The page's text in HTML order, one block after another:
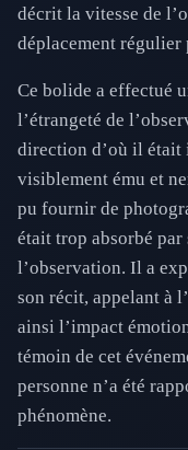
décrit la vitesse de
déplacement régulier
Ce bolide a effectué
l’étrangeté de
direction d’où il était
visiblement ému et
pu fournir de
était trop absorbé par
l’observation. Il a
son récit, appelant à
ainsi l’impact
témoin de cet
personne n’a été
phénomène.